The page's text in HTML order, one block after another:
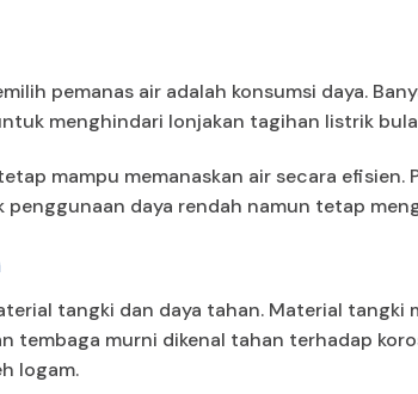
pemanas air adalah konsumsi daya.
menghindari lonjakan tagihan listrik
mampu memanaskan air secara efisien.
daya rendah namun tetap
tangki dan daya tahan. Material tangki
tembaga murni dikenal tahan terhadap
logam.